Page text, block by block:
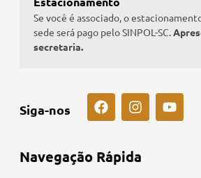
Se você é associado, o
sede será pago pelo SINPOL-SC.
secretaria.
Siga-nos
Navegação Rápida